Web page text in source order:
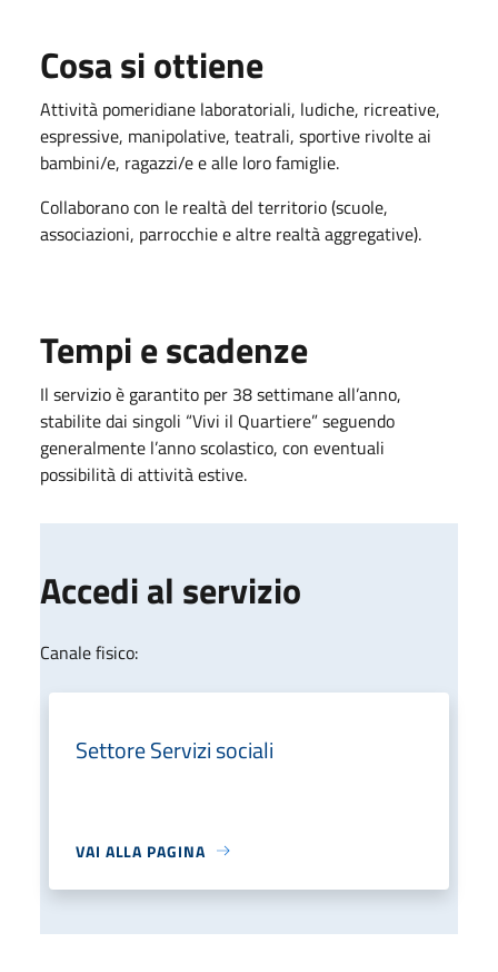
Cosa si ottiene
Attività pomeridiane laboratoriali, ludiche, ricreative,
espressive, manipolative, teatrali, sportive rivolte ai
bambini/e, ragazzi/e e alle loro famiglie.
Collaborano con le realtà del territorio (scuole,
associazioni, parrocchie e altre realtà aggregative).
Tempi e scadenze
Il servizio è garantito per 38 settimane all’anno,
stabilite dai singoli “Vivi il Quartiere” seguendo
generalmente l’anno scolastico, con eventuali
possibilità di attività estive.
Accedi al servizio
Canale fisico:
Settore Servizi sociali
VAI ALLA PAGINA